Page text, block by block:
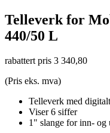
Telleverk for
440/50 L
rabattert pris 3 340,80
(Pris eks. mva)
Telleverk med
Viser 6 siffer
1" slange for inn- og